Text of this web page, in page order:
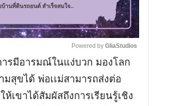
t
Powered by GliaStudios
ารมีอารมณ์ในแง่บวก มองโลก
สุขได้ พ่อเเม่สามารถส่งต่อ
เขาได้สัมผัสถึงการเรียนรู้เชิง